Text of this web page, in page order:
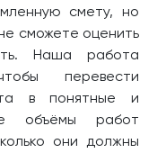
смету, но
сможете оценить
Наша работа
перевести
в понятные и
объёмы работ
они должны